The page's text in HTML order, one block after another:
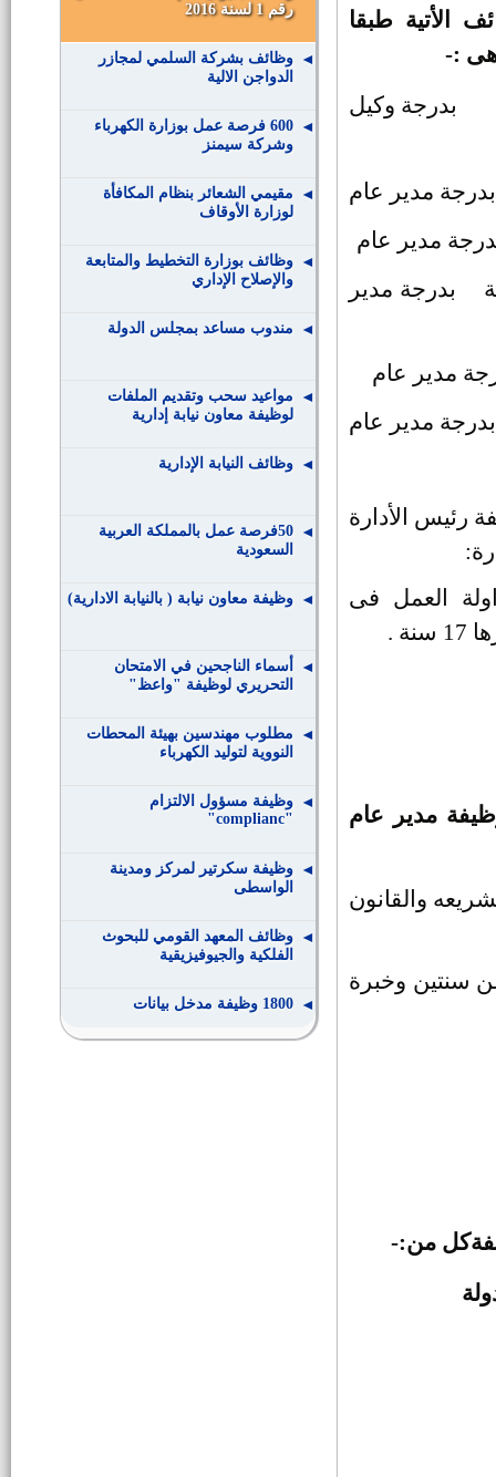
الأتية طبقا
بدرجة وكيل
بدرجة مدير عام
مدير عام
بدرجة مدير
مدير عام
بدرجة مدير عام
رئيس الأدارة
العمل فى
.
مدير عام
والقانون
سنتين وخبرة
من:-
رقم 1 لسنة 2016
وظائف بشركة السلمي لمجازر
الدواجن الالية
600 فرصة عمل بوزارة الكهرباء
وشركة سيمنز
مقيمي الشعائر بنظام المكافأة
لوزارة الأوقاف
وظائف بوزارة التخطيط والمتابعة
والإصلاح الإداري
مندوب مساعد بمجلس الدولة
مواعيد سحب وتقديم الملفات
لوظيفة معاون نيابة إدارية
وظائف النيابة الإدارية
50فرصة عمل بالمملكة العربية
السعودية
وظيفة معاون نيابة ( بالنيابة الادارية)
أسماء الناجحين في الامتحان
التحريري لوظيفة "واعظ"
مطلوب مهندسين بهيئة المحطات
النووية لتوليد الكهرباء
وظيفة مسؤول الالتزام
"complianc"
وظيفة سكرتير لمركز ومدينة
الواسطى
وظائف المعهد القومي للبحوث
الفلكية والجيوفيزيقية
1800 وظيفة مدخل بيانات